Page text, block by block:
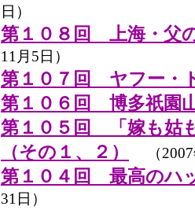
日）
第１０８回 上海・父
11月5日）
第１０７回 ヤフー・
第１０６回 博多祇園
第１０５回 「嫁も姑
（その１、２）
（
第１０４回 最高のハ
31日）